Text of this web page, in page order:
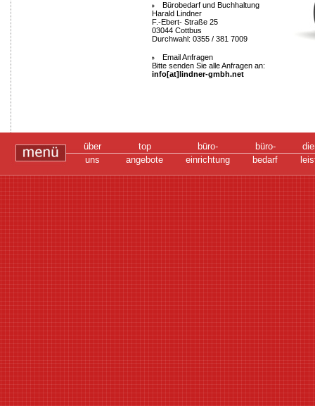
Bürobedarf und Buchhaltung
Harald Lindner
F.-Ebert- Straße 25
03044 Cottbus
Durchwahl: 0355 / 381 7009
Email Anfragen
Bitte senden Sie alle Anfragen an:
info[at]lindner-gmbh.net
über
uns
top
angebote
büro-
einrichtung
büro-
bedarf